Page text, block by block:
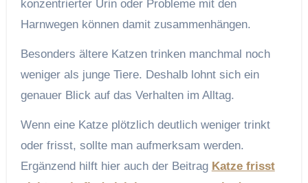
konzentrierter Urin oder Probleme mit den
Harnwegen können damit zusammenhängen.
Besonders ältere Katzen trinken manchmal noch
weniger als junge Tiere. Deshalb lohnt sich ein
genauer Blick auf das Verhalten im Alltag.
Wenn eine Katze plötzlich deutlich weniger trinkt
oder frisst, sollte man aufmerksam werden.
Ergänzend hilft hier auch der Beitrag Katze frisst